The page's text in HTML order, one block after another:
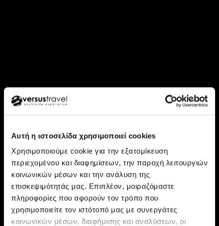
Αυτή η ιστοσελίδα χρησιμοποιεί cookies
Χρησιμοποιούμε cookie για την εξατομίκευση
περιεχομένου και διαφημίσεων, την παροχή λειτουργιών
κοινωνικών μέσων και την ανάλυση της
επισκεψιμότητάς μας. Επιπλέον, μοιραζόμαστε
πληροφορίες που αφορούν τον τρόπο που
χρησιμοποιείτε τον ιστότοπό μας με συνεργάτες
κοινωνικών μέσων, διαφήμισης και αναλύσεων, οι
Ανακάλυψε: Ελλάδα
Το ξεχωριστό Πάσχα στην